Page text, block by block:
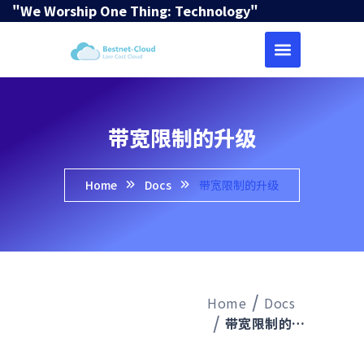
"We Worship One Thing: Technology"
带宽限制的升级
Home Docs 带宽限制的升级
Home
Docs
带宽限制的升级